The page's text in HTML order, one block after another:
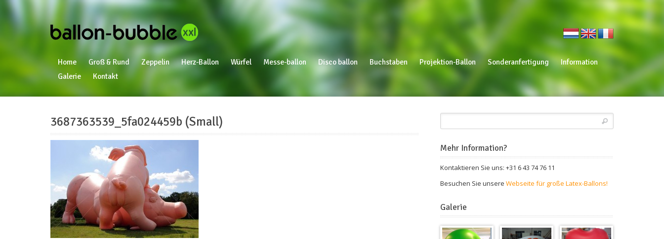
Home Groß & Rund Zeppelin Herz-Ballon Würfel Messe-ballon Disco ballon Buchstaben Projektion-Ballon Sonderanfertigung
Information
Galerie
Kontakt
3687363539_5fa024459b (Small)
Mehr Information?
Kontaktieren Sie uns: +31 6 43 74 76 11
Besuchen Sie unsere Webseite für große Latex-Ballons!
Galerie